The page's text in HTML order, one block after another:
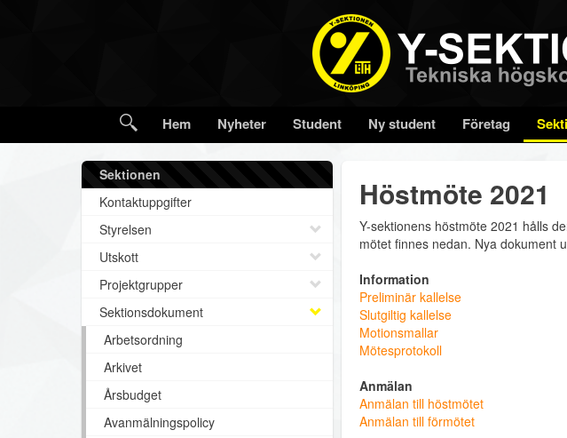
Hem Nyheter Student Ny student Företag
Sektionen
Kontaktuppgifter
Styrelsen
Utskott
Projektgrupper
Sektionsdokument
Arbetsordning
Arkivet
Årsbudget
Avanmälningspolicy
Höstmöte 2021
Y-sektionens höstmöte 2021 hålls
mötet finnes nedan. Nya dokument
Information
Preliminär kallelse
Slutgiltig kallelse
Motionsmallar
Mötesprotokoll
Anmälan
Anmälan till höstmötet
Anmälan till förmötet